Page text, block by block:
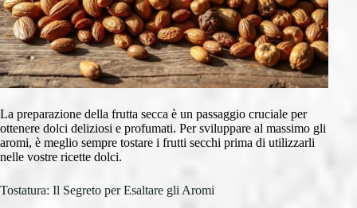
La preparazione della frutta secca è un passaggio cruciale per
ottenere dolci deliziosi e profumati. Per sviluppare al massimo gli
aromi, è meglio sempre tostare i frutti secchi prima di utilizzarli
nelle vostre ricette dolci.
Tostatura: Il Segreto per Esaltare gli Aromi